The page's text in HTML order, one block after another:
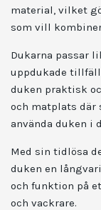
material, vilket
som vill
Dukarna passar
uppdukade
duken praktisk
och matplats där
använda duken i
Med sin tidlösa
duken en
och funktion på
och vackrare.